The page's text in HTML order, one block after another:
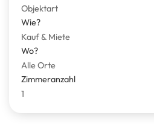
Wie?
Wo?
Zimmeranzahl